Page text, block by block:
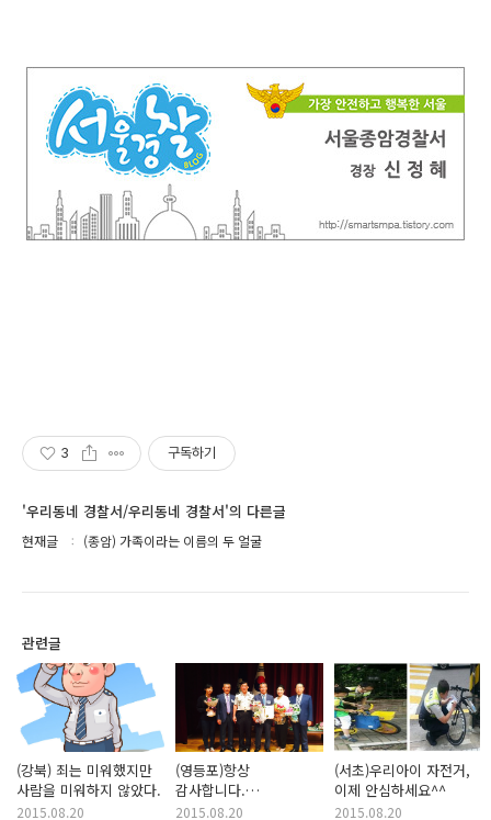
3 구독하기
'우리동네 경찰서/우리동네 경찰서'의 다른글
현재글 (종암) 가족이라는 이름의 두 얼굴
관련글
(강북) 죄는 미워했지만
사람을 미워하지 않았다.
2015.08.20
(영등포)항상
감사합니다.
생활안전협의회
2015.08.20
(서초)우리아이 자전거,
이제 안심하세요^^
2015.08.20